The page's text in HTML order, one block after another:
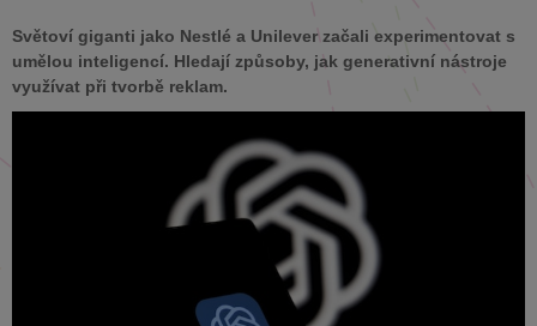
Světoví giganti jako Nestlé a Unilever začali experimentovat s
umělou inteligencí. Hledají způsoby, jak generativní nástroje
využívat při tvorbě reklam.